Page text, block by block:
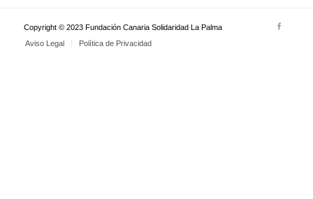
Copyright © 2023 Fundación Canaria Solidaridad La Palma
Aviso Legal
Política de Privacidad